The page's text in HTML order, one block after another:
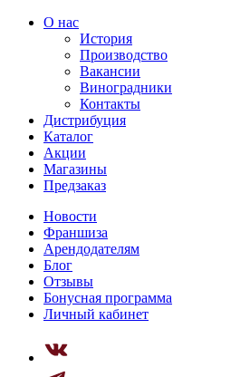
О нас
История
Производство
Вакансии
Виноградники
Контакты
Дистрибуция
Каталог
Акции
Магазины
Предзаказ
Новости
Франшиза
Арендодателям
Блог
Отзывы
Бонусная программа
Личный кабинет